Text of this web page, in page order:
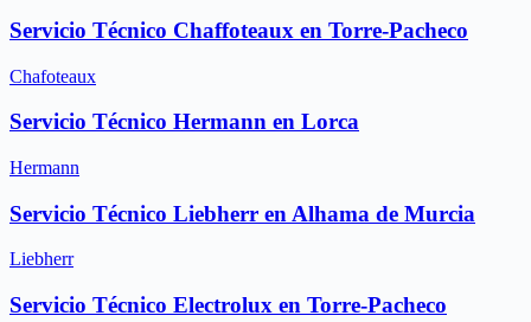
Servicio Técnico Chaffoteaux en Torre-Pacheco
Chafoteaux
Servicio Técnico Hermann en Lorca
Hermann
Servicio Técnico Liebherr en Alhama de Murcia
Liebherr
Servicio Técnico Electrolux en Torre-Pacheco